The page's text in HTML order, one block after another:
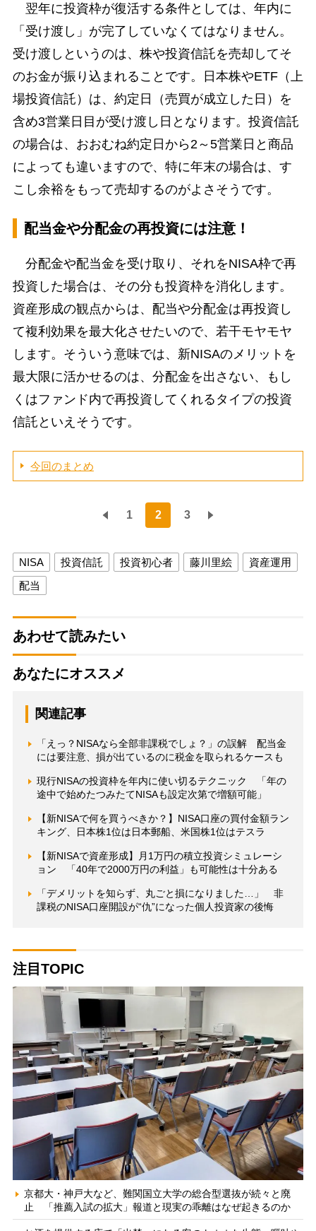
翌年に投資枠が復活する条件としては、年内に
「受け渡し」が完了していなくてはなりません。
受け渡しというのは、株や投資信託を売却してそ
のお金が振り込まれることです。日本株やETF（上
場投資信託）は、約定日（売買が成立した日）を
含め3営業日目が受け渡し日となります。投資信託
の場合は、おおむね約定日から2～5営業日と商品
によっても違いますので、特に年末の場合は、す
こし余裕をもって売却するのがよさそうです。
配当金や分配金の再投資には注意！
分配金や配当金を受け取り、それをNISA枠で再
投資した場合は、その分も投資枠を消化します。
資産形成の観点からは、配当や分配金は再投資し
て複利効果を最大化させたいので、若干モヤモヤ
します。そういう意味では、新NISAのメリットを
最大限に活かせるのは、分配金を出さない、もし
くはファンド内で再投資してくれるタイプの投資
信託といえそうです。
今回のまとめ
1 2 3
NISA 投資信託 投資初心者 藤川里絵
資産運用
配当
あわせて読みたい
あなたにオススメ
関連記事
「えっ？NISAなら全部非課税でしょ？」の誤解 配当金
には要注意、損が出ているのに税金を取られるケースも
現行NISAの投資枠を年内に使い切るテクニック 「年の
途中で始めたつみたてNISAも設定次第で増額可能」
【新NISAで何を買うべきか？】NISA口座の買付金額ラン
キング、日本株1位は日本郵船、米国株1位はテスラ
【新NISAで資産形成】月1万円の積立投資シミュレーシ
ョン 「40年で2000万円の利益」も可能性は十分ある
「デメリットを知らず、丸ごと損になりました…」 非
課税のNISA口座開設が“仇”になった個人投資家の後悔
注目TOPIC
京都大・神戸大など、難関国立大学の総合型選抜が続々と廃
止 「推薦入試の拡大」報道と現実の乖離はなぜ起きるのか